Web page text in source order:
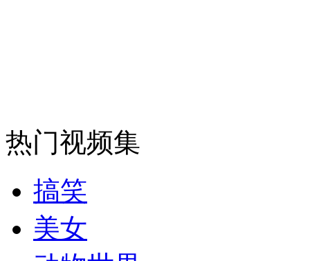
司机酒驾遇交警 急速倒车逃窜
热门视频集
搞笑
美女